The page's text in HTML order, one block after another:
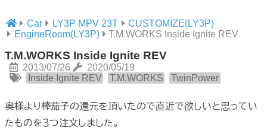
Car LY3P MPV 23T
CUSTOMIZE(LY3P)
EngineRoom(LY3P)
T.M.WORKS Inside Ignite REV
T.M.WORKS Inside Ignite REV
2013/07/26
2020/05/19
Inside Ignite REV
T.M.WORKS TwinPower
奥様より棒茄子の還元を頂いたので直近で欲しいと思ってい
たものを３つ注文しました。